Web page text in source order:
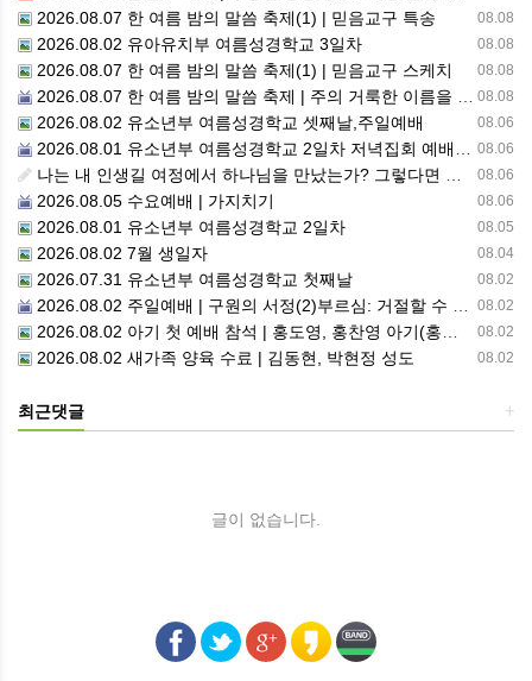
08.08
2026.08.07 한 여름 밤의 말씀 축제(1) | 믿음교구 특송
08.08
2026.08.02 유아유치부 여름성경학교 3일차
08.08
2026.08.07 한 여름 밤의 말씀 축제(1) | 믿음교구 스케치
08.08
2026.08.07 한 여름 밤의 말씀 축제 | 주의 거룩한 이름을 위하여 기도합시다
08.06
2026.08.02 유소년부 여름성경학교 셋째날,주일예배
08.06
2026.08.01 유소년부 여름성경학교 2일차 저녁집회 예배 실황
08.06
나는 내 인생길 여정에서 하나님을 만났는가? 그렇다면 나의 삶은 어떠한가? 자신을 돌아 봅니다.
08.06
2026.08.05 수요예배 | 가지치기
08.05
2026.08.01 유소년부 여름성경학교 2일차
08.04
2026.08.02 7월 생일자
08.02
2026.07.31 유소년부 여름성경학교 첫째날
08.02
2026.08.02 주일예배 | 구원의 서정(2)부르심: 거절할 수 없는 은혜의 시작
08.02
2026.08.02 아기 첫 예배 참석 | 홍도영, 홍찬영 아기(홍석진, 임자현 집사 가정)
08.02
2026.08.02 새가족 양육 수료 | 김동현, 박현정 성도
+
최근댓글
글이 없습니다.